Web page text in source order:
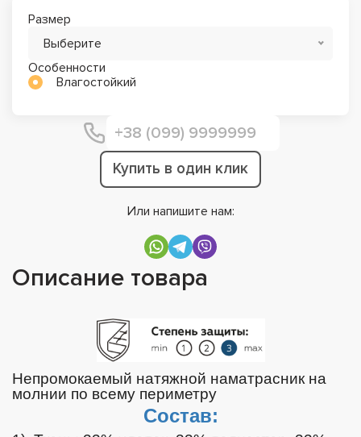
Размер
Выберите
Особенности
Влагостойкий
Купить в один клик
Или напишите нам:
Описание товара
Непромокаемый натяжной наматрасник на
молнии по всему периметру
Состав: